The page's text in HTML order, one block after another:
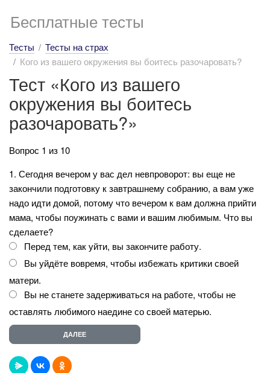
Бесплатные тесты
Тесты
Тесты на страх
Кого из вашего окружения вы боитесь разочаровать?
Тест «Кого из вашего
окружения вы боитесь
разочаровать?»
Вопрос 1 из 10
1. Сегодня вечером у вас дел невпроворот: вы еще не
закончили подготовку к завтрашнему собранию, а вам уже
надо идти домой, потому что вечером к вам должна прийти
мама, чтобы поужинать с вами и вашим любимым. Что вы
сделаете?
Перед тем, как уйти, вы закончите работу.
Вы уйдёте вовремя, чтобы избежать критики своей
матери.
Вы не станете задерживаться на работе, чтобы не
оставлять любимого наедине со своей матерью.